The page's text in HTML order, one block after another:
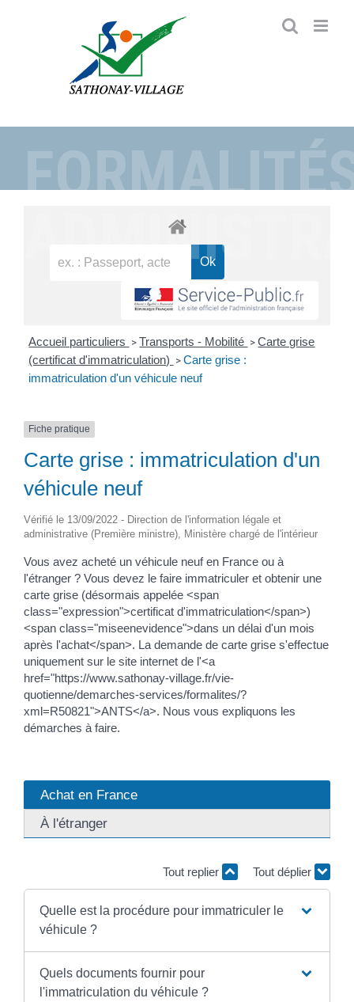
Accueil particuliers > Transports - Mobilité > Carte grise
(certificat d'immatriculation) > Carte grise :
immatriculation d'un véhicule neuf
Fiche pratique
Carte grise : immatriculation d'un
véhicule neuf
Vérifié le 13/09/2022 - Direction de l'information légale et
administrative (Première ministre), Ministère chargé de l'intérieur
Vous avez acheté un véhicule neuf en France ou à
l'étranger ? Vous devez le faire immatriculer et obtenir une
carte grise (désormais appelée <span
class="expression">certificat d'immatriculation</span>)
<span class="miseenevidence">dans un délai d'un mois
après l'achat</span>. La demande de carte grise s'effectue
uniquement sur le site internet de l'<a
href="https://www.sathonay-village.fr/vie-
quotienne/demarches-services/formalites/?
xml=R50821">ANTS</a>. Nous vous expliquons les
démarches à faire.
Achat en France
À l'étranger
Tout replier Tout déplier
Quelle est la procédure pour immatriculer le
véhicule ?
Quels documents fournir pour
l'immatriculation du véhicule ?